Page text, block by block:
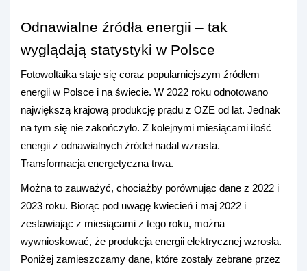
Odnawialne źródła energii – tak
wyglądają statystyki w Polsce
Fotowoltaika staje się coraz popularniejszym źródłem
energii w Polsce i na świecie. W 2022 roku odnotowano
największą krajową produkcję prądu z OZE od lat. Jednak
na tym się nie zakończyło. Z kolejnymi miesiącami ilość
energii z odnawialnych źródeł nadal wzrasta.
Transformacja energetyczna trwa.
Można to zauważyć, chociażby porównując dane z 2022 i
2023 roku. Biorąc pod uwagę kwiecień i maj 2022 i
zestawiając z miesiącami z tego roku, można
wywnioskować, że produkcja energii elektrycznej wzrosła.
Poniżej zamieszczamy dane, które zostały zebrane przez